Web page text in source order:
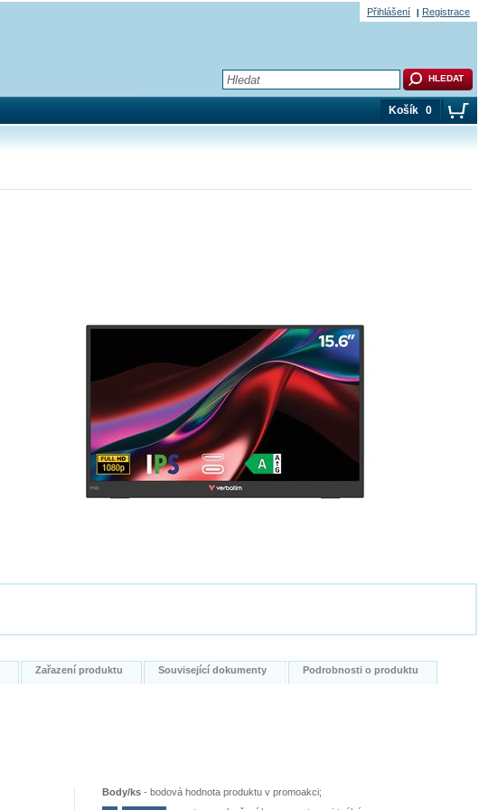
Zařazení produktu Související dokumenty Podrobnosti o produktu
Body/ks - bodová hodnota produktu v promoakci;
Košík 0
Přihlášení Registrace